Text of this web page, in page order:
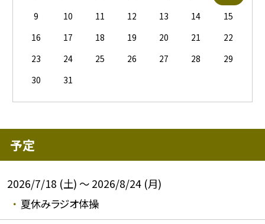
9
10 11 12 13 14
15
16
17 18 19 20 21
22
23
24 25 26 27 28
29
30
31
予定
2026/7/18 (土) ～ 2026/8/24 (月)
夏休みラジオ体操